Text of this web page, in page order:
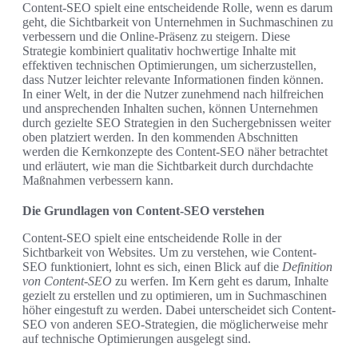
Content-SEO spielt eine entscheidende Rolle, wenn es darum
geht, die Sichtbarkeit von Unternehmen in Suchmaschinen zu
verbessern und die Online-Präsenz zu steigern. Diese
Strategie kombiniert qualitativ hochwertige Inhalte mit
effektiven technischen Optimierungen, um sicherzustellen,
dass Nutzer leichter relevante Informationen finden können.
In einer Welt, in der die Nutzer zunehmend nach hilfreichen
und ansprechenden Inhalten suchen, können Unternehmen
durch gezielte SEO Strategien in den Suchergebnissen weiter
oben platziert werden. In den kommenden Abschnitten
werden die Kernkonzepte des Content-SEO näher betrachtet
und erläutert, wie man die Sichtbarkeit durch durchdachte
Maßnahmen verbessern kann.
Die Grundlagen von Content-SEO verstehen
Content-SEO spielt eine entscheidende Rolle in der
Sichtbarkeit von Websites. Um zu verstehen, wie Content-
SEO funktioniert, lohnt es sich, einen Blick auf die Definition
von Content-SEO zu werfen. Im Kern geht es darum, Inhalte
gezielt zu erstellen und zu optimieren, um in Suchmaschinen
höher eingestuft zu werden. Dabei unterscheidet sich Content-
SEO von anderen SEO-Strategien, die möglicherweise mehr
auf technische Optimierungen ausgelegt sind.